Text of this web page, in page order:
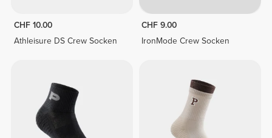
CHF 10.00
Athleisure DS Crew Socken
CHF 9.00
IronMode Crew Socken